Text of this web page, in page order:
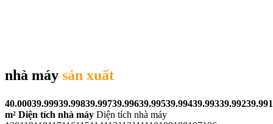
nhà máy sản xuất
40.00039.99939.99839.99739.99639.99539.99439.99339.99239.991
m² Diện tích nhà máy Diện tích nhà máy